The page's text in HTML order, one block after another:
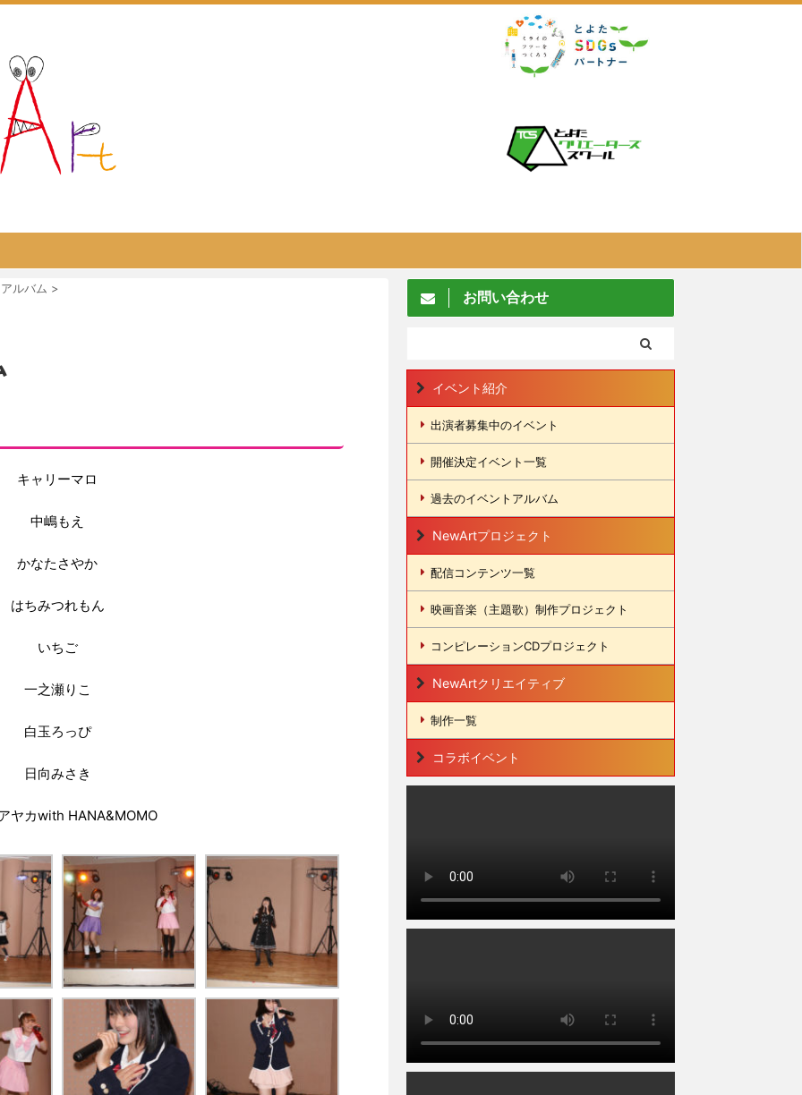
ルバム >
キャリーマロ
中嶋もえ
かなたさやか
はちみつれもん
いちご
一之瀬りこ
白玉ろっぴ
日向みさき
ヤカwith HANA&MOMO
お問い合わせ
イベント紹介
出演者募集中のイベント
開催決定イベント一覧
過去のイベントアルバム
NewArtプロジェクト
配信コンテンツ一覧
映画音楽（主題歌）制作プロジェクト
コンピレーションCDプロジェクト
NewArtクリエイティブ
制作一覧
コラボイベント